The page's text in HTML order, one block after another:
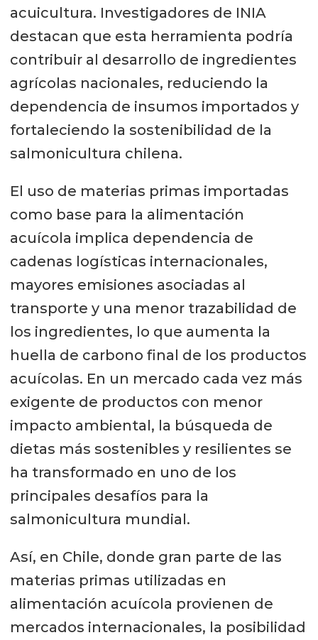
acuicultura. Investigadores de INIA
destacan que esta herramienta podría
contribuir al desarrollo de ingredientes
agrícolas nacionales, reduciendo la
dependencia de insumos importados y
fortaleciendo la sostenibilidad de la
salmonicultura chilena.
El uso de materias primas importadas
como base para la alimentación
acuícola implica dependencia de
cadenas logísticas internacionales,
mayores emisiones asociadas al
transporte y una menor trazabilidad de
los ingredientes, lo que aumenta la
huella de carbono final de los productos
acuícolas. En un mercado cada vez más
exigente de productos con menor
impacto ambiental, la búsqueda de
dietas más sostenibles y resilientes se
ha transformado en uno de los
principales desafíos para la
salmonicultura mundial.
Así, en Chile, donde gran parte de las
materias primas utilizadas en
alimentación acuícola provienen de
mercados internacionales, la posibilidad